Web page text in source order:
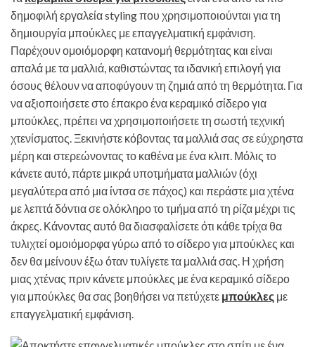
δημοφιλή εργαλεία styling που χρησιμοποιούνται για τη
δημιουργία μπούκλες με επαγγελματική εμφάνιση.
Παρέχουν ομοιόμορφη κατανομή θερμότητας και είναι
απαλά με τα μαλλιά, καθιστώντας τα ιδανική επιλογή για
όσους θέλουν να αποφύγουν τη ζημιά από τη θερμότητα. Για
να αξιοποιήσετε στο έπακρο ένα κεραμικό σίδερο για
μπούκλες, πρέπει να χρησιμοποιήσετε τη σωστή τεχνική
χτενίσματος. Ξεκινήστε κόβοντας τα μαλλιά σας σε εύχρηστα
μέρη και στερεώνοντας το καθένα με ένα κλιπ. Μόλις το
κάνετε αυτό, πάρτε μικρά υποτμήματα μαλλιών (όχι
μεγαλύτερα από μια ίντσα σε πάχος) και περάστε μια χτένα
με λεπτά δόντια σε ολόκληρο το τμήμα από τη ρίζα μέχρι τις
άκρες. Κάνοντας αυτό θα διασφαλίσετε ότι κάθε τρίχα θα
τυλιχτεί ομοιόμορφα γύρω από το σίδερο για μπούκλες και
δεν θα μείνουν έξω όταν τυλίγετε τα μαλλιά σας. Η χρήση
μιας χτένας πριν κάνετε μπούκλες με ένα κεραμικό σίδερο
για μπούκλες θα σας βοηθήσει να πετύχετε μπούκλες με
επαγγελματική εμφάνιση.